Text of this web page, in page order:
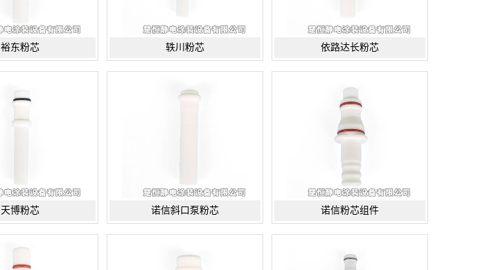
裕东粉芯 轶川粉芯 依路达长粉芯
天博粉芯 诺信斜口泵粉芯 诺信粉芯组件